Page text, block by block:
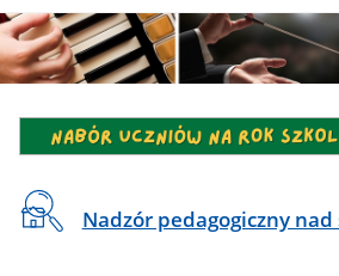
Banner
NABÓR
Banner
NABÓR-
Banner
NABÓR-
Linki
na
Nadzór pedagogiczny nad